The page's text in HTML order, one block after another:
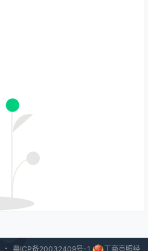
・ 粤ICP备20032409号-1 工商亮照经